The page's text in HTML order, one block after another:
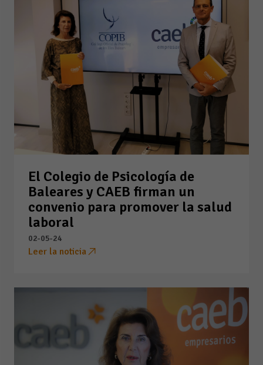
El Colegio de Psicología de
Baleares y CAEB firman un
convenio para promover la salud
laboral
02-05-24
Leer la noticia